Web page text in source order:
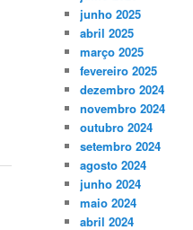
junho 2025
abril 2025
março 2025
fevereiro 2025
dezembro 2024
novembro 2024
outubro 2024
setembro 2024
agosto 2024
junho 2024
maio 2024
abril 2024